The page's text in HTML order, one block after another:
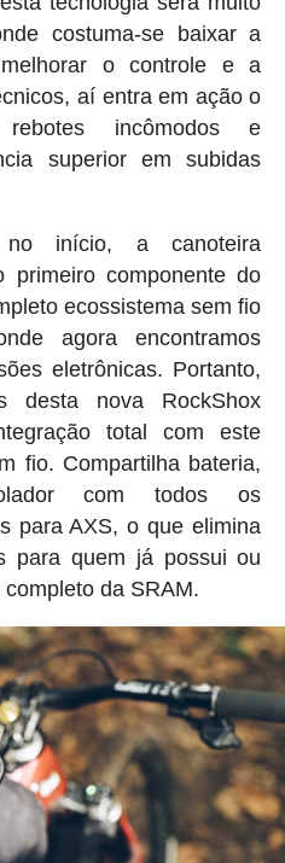
costuma-se baixar a
o controle e a
aí entra em ação o
rebotes incômodos e
superior em subidas
no início, a canoteira
primeiro componente do
ecossistema sem fio
agora encontramos
eletrônicas. Portanto,
desta nova RockShox
total com este
fio. Compartilha bateria,
com todos os
para AXS, o que elimina
para quem já possui ou
da SRAM.